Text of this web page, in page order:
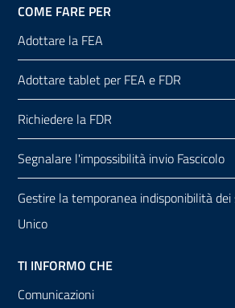
COME FARE PER
Adottare la FEA
Adottare tablet per FEA e FDR
Richiedere la FDR
Segnalare l'impossibilità invio Fascicolo
Gestire la temporanea indisponibilità
Unico
TI INFORMO CHE
Comunicazioni